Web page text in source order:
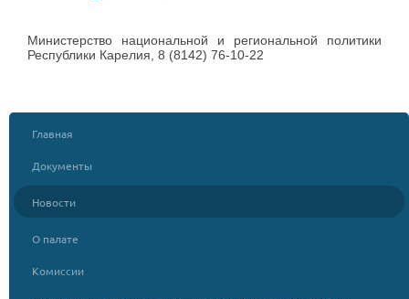
Министерство национальной и региональной политики
Республики Карелия, 8 (8142) 76-10-22
Главная
Документы
Новости
О палате
Комиссии